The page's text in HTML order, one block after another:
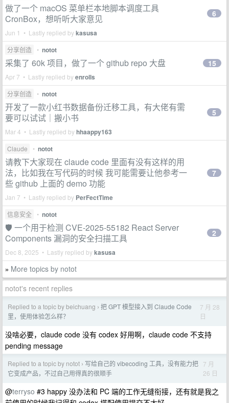
做了一个 macOS 菜单栏本地脚本调度工具
CronBox，想听听大家意见
Jun 1 • Lastly replied bykasusa
6
分享创造 • notot
采集了 60k 项目，做了一个 github repo 大盘
Apr 7 • Lastly replied byenrolls
15
分享创造 • notot
开发了一款小红书数据备份迁移工具，有大佬有需
要可以试试｜搬小书
Mar 4 • Lastly replied byhhaappy163
5
Claude • notot
请教下大家现在 claude code 里面有没有这样的用
法，比如我在写代码的时候 我可能需要让他参考一
些 github 上面的 demo 功能
Jan 7 • Lastly replied by PerFectTime
7
信息安全 • notot
🛡️ 一个用于检测 CVE-2025-55182 React Server
Components 漏洞的安全扫描工具
Dec 8, 2025 • Lastly replied bykasusa
2
» More topics by notot
notot's recent replies
Replied to a topic by beichuang › 把 GPT 模型接入到 Claude Code
里，​使用体验怎么样？​
7 月 28
日
没啥必要，claude code 没有 codex 好用啊，claude code 不支持
pending message
Replied to a topic by notot › 写给自己的 vibecoding 工具，没有能力把
它变成产品，不过自己用得真的很顺手
7 月
26 日
@terryso #3 happy 没办法和 PC 端的工作无缝衔接，还有就是我之